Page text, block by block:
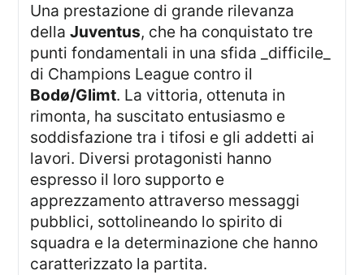
Una prestazione di grande rilevanza
dellaJuventus, che ha conquistato tre
punti fondamentali in una sfida _difficile_
di Champions League contro il
Bodø/Glimt. La vittoria, ottenuta in
rimonta, ha suscitato entusiasmo e
soddisfazione tra i tifosi e gli addetti ai
lavori. Diversi protagonisti hanno
espresso il loro supporto e
apprezzamento attraverso messaggi
pubblici, sottolineando lo spirito di
squadra e la determinazione che hanno
caratterizzato la partita.